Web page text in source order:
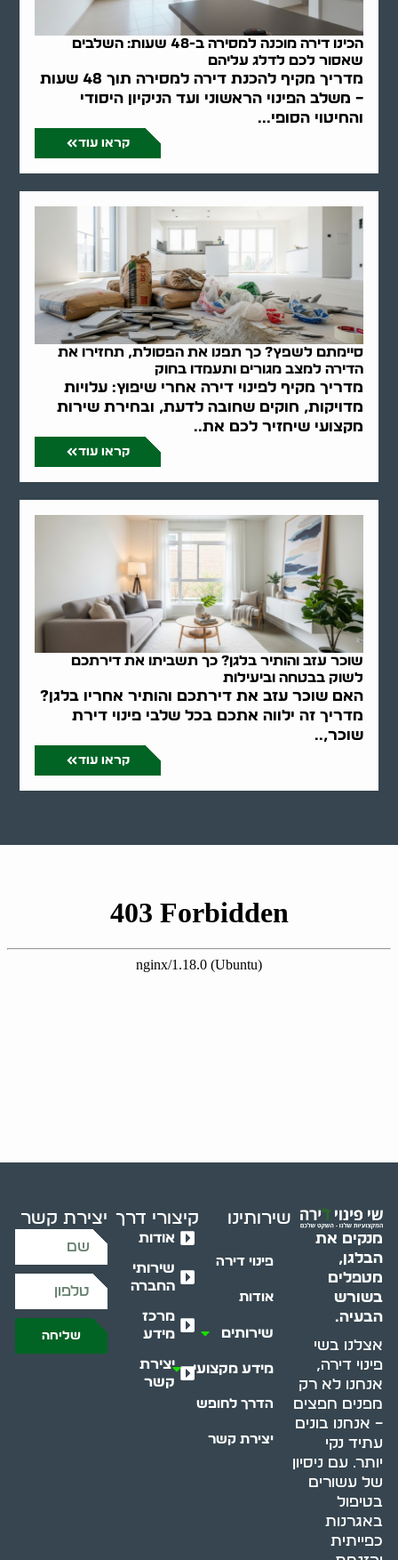
הכינו דירה מוכנה למסירה ב-48 שעות: השלבים
שאסור לכם לדלג עליהם
מדריך מקיף להכנת דירה למסירה תוך 48 שעות
– משלב הפינוי הראשוני ועד הניקיון היסודי
והחיטוי הסופי...
קראו עוד
סיימתם לשפץ? כך תפנו את הפסולת, תחזירו את
הדירה למצב מגורים ותעמדו בחוק
מדריך מקיף לפינוי דירה אחרי שיפוץ: עלויות
מדויקות, חוקים שחובה לדעת, ובחירת שירות
מקצועי שיחזיר לכם את..
קראו עוד
שוכר עזב והותיר בלגן? כך תשביתו את דירתכם
לשוק בבטחה וביעילות
האם שוכר עזב את דירתכם והותיר אחריו בלגן?
מדריך זה ילווה אתכם בכל שלבי פינוי דירת
שוכר,..
קראו עוד
מנקים את
הבלגן,
מטפלים
בשורש
הבעיה.
אצלנו בשי
פינוי דירה,
אנחנו לא רק
מפנים חפצים
– אנחנו בונים
עתיד נקי
יותר. עם ניסיון
של עשורים
בטיפול
באגרנות
כפייתית
שירותינו
פינוי דירה
אודות
שירותים
מידע מקצועי
הדרך לחופש
יצירת קשר
קיצורי דרך
אודות
שירותי
החברה
מרכז
מידע
יצירת
קשר
יצירת קשר
שליחה